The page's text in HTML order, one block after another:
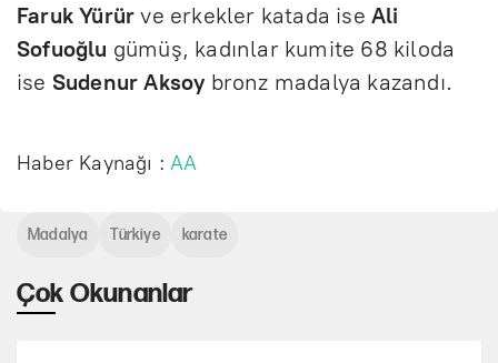
Faruk Yürür ve erkekler katada iseAli
Sofuoğlu gümüş, kadınlar kumite 68 kiloda
ise Sudenur Aksoybronz madalya kazandı.
Haber Kaynağı :AA
Çok Okunanlar
Madalya Türkiye karate